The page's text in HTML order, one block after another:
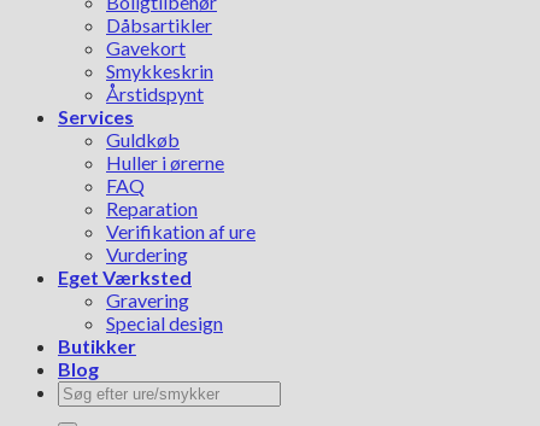
Dåbsartikler
Gavekort
Smykkeskrin
Årstidspynt
Services
Guldkøb
Huller i ørerne
FAQ
Reparation
Verifikation af ure
Vurdering
Eget Værksted
Gravering
Special design
Butikker
Blog
Søg
efter: